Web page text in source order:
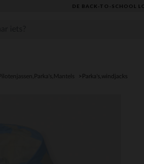
DE BACK-TO-SCHOOL
Pilotenjassen,Parka's,Mantels Parka's,windjacks